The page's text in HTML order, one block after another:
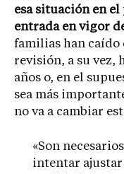
esa situación en el
entrada en vigor
familias han caído
revisión, a su vez,
años o, en el
sea más
no va a cambiar
«Son
intentar